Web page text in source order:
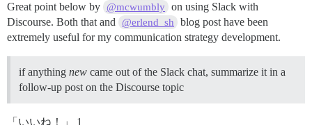
Great point below by @mcwumbly on using Slack with
Discourse. Both that and
@erlend_sh
blog post have been
extremely useful for my communication strategy development.
if anything new came out of the Slack chat, summarize it in a
follow-up post on the Discourse topic
「いいね！」 1